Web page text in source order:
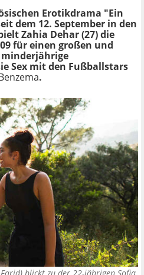
Erotikdrama "Ein
dem 12. September in den
Zahia Dehar (27) die
für einen großen und
Sex mit den Fußballstars
.